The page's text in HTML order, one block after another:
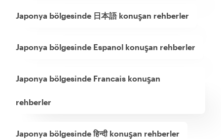
Japonya bölgesinde 日本語 konuşan rehberler
Japonya bölgesinde Espanol konuşan rehberler
Japonya bölgesinde Francais konuşan
rehberler
Japonya bölgesinde हिन्दी konuşan rehberler